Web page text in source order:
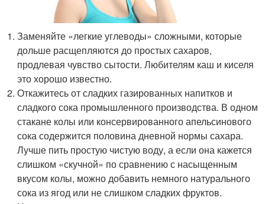
Заменяйте «легкие углеводы» сложными, которые
дольше расщепляются до простых сахаров,
продлевая чувство сытости. Любителям каш и киселя
это хорошо известно.
Откажитесь от сладких газированных напитков и
сладкого сока промышленного производства. В одном
стакане колы или консервированного апельсинового
сока содержится половина дневной нормы сахара.
Лучше пить простую чистую воду, а если она кажется
слишком «скучной» по сравнению с насыщенным
вкусом колы, можно добавить немного натурального
сока из ягод или не слишком сладких фруктов.